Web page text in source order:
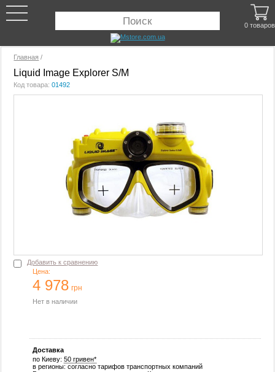
Главная /
Liquid Image Explorer S/M
Код товара:01492
Добавить к сравнению
Цена:
4 978 грн
Нет в наличии
Доставка
по Киеву:50 гривен*
в регионы: согласно тарифов транспортных компаний
0 товаров